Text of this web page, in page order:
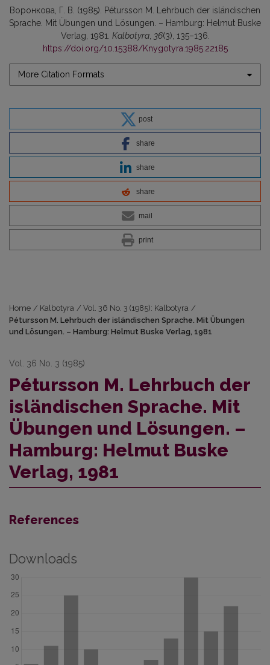
Воронкова, Г. В. (1985). Pétursson M. Lehrbuch der isländischen
Sprache. Mit Übungen und Lösungen. – Hamburg: Helmut Buske
Verlag, 1981. Kalbotyra, 36(3), 135–136.
https://doi.org/10.15388/Knygotyra.1985.22185
More Citation Formats
post
share
share
share
mail
print
Home / Kalbotyra / Vol. 36 No. 3 (1985): Kalbotyra /
Pétursson M. Lehrbuch der isländischen Sprache. Mit Übungen
und Lösungen. – Hamburg: Helmut Buske Verlag, 1981
Vol. 36 No. 3 (1985)
Pétursson M. Lehrbuch der
isländischen Sprache. Mit
Übungen und Lösungen. –
Hamburg: Helmut Buske
Verlag, 1981
References
Downloads